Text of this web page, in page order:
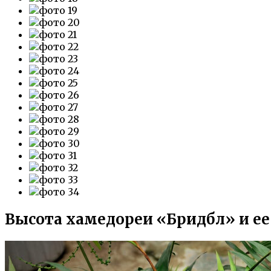
Высота хамедореи «Бридбл» и